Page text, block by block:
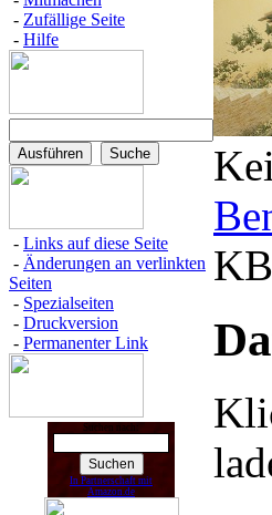
- Zufällige Seite
- Hilfe
- Links auf diese Seite
- Änderungen an verlinkten
Seiten
- Spezialseiten
- Druckversion
- Permanenter Link
Suchen nach:
In Partnerschaft mit
Amazon.de